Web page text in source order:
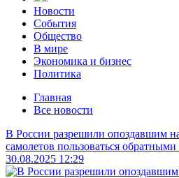
Новости
События
Общество
В мире
Экономика и бизнес
Политика
Главная
Все новости
В России разрешили опоздавшим
самолетов пользоваться
30.08.2025 12:29